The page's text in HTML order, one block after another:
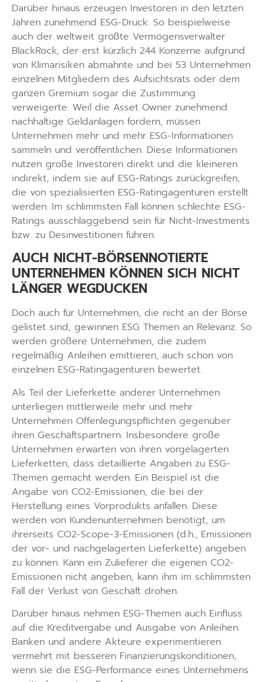
Darüber hinaus erzeugen Investoren in den letzten
Jahren zunehmend ESG-Druck: So beispielweise
auch der weltweit größte Vermögensverwalter
BlackRock, der erst kürzlich 244 Konzerne aufgrund
von Klimarisiken abmahnte und bei 53 Unternehmen
einzelnen Mitgliedern des Aufsichtsrats oder dem
ganzen Gremium sogar die Zustimmung
verweigerte. Weil die Asset Owner zunehmend
nachhaltige Geldanlagen fordern, müssen
Unternehmen mehr und mehr ESG-Informationen
sammeln und veröffentlichen. Diese Informationen
nutzen große Investoren direkt und die kleineren
indirekt, indem sie auf ESG-Ratings zurückgreifen,
die von spezialisierten ESG-Ratingagenturen erstellt
werden. Im schlimmsten Fall können schlechte ESG-
Ratings ausschlaggebend sein für Nicht-Investments
bzw. zu Desinvestitionen führen.
AUCH NICHT-BÖRSENNOTIERTE
UNTERNEHMEN KÖNNEN SICH NICHT
LÄNGER WEGDUCKEN
Doch auch für Unternehmen, die nicht an der Börse
gelistet sind, gewinnen ESG Themen an Relevanz. So
werden größere Unternehmen, die zudem
regelmäßig Anleihen emittieren, auch schon von
einzelnen ESG-Ratingagenturen bewertet.
Als Teil der Lieferkette anderer Unternehmen
unterliegen mittlerweile mehr und mehr
Unternehmen Offenlegungspflichten gegenüber
ihren Geschäftspartnern. Insbesondere große
Unternehmen erwarten von ihren vorgelagerten
Lieferketten, dass detaillierte Angaben zu ESG-
Themen gemacht werden. Ein Beispiel ist die
Angabe von CO2-Emissionen, die bei der
Herstellung eines Vorprodukts anfallen. Diese
werden von Kundenunternehmen benötigt, um
ihrerseits CO2-Scope-3-Emissionen (d.h., Emissionen
der vor- und nachgelagerten Lieferkette) angeben
zu können. Kann ein Zulieferer die eigenen CO2-
Emissionen nicht angeben, kann ihm im schlimmsten
Fall der Verlust von Geschäft drohen.
Darüber hinaus nehmen ESG-Themen auch Einfluss
auf die Kreditvergabe und Ausgabe von Anleihen.
Banken und andere Akteure experimentieren
vermehrt mit besseren Finanzierungskonditionen,
wenn sie die ESG-Performance eines Unternehmens